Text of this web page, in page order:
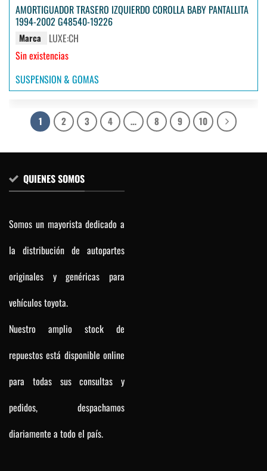
AMORTIGUADOR TRASERO IZQUIERDO COROLLA BABY PANTALLITA
1994-2002 G48540-19226
Marca
LUXE:CH
Sin existencias
SUSPENSION & GOMAS
1 2 3 4 … 8 9 10
QUIENES SOMOS
Somos un mayorista dedicado a
la distribución de autopartes
originales y genéricas para
vehículos toyota.
Nuestro amplio stock de
repuestos está disponible online
para todas sus consultas y
pedidos, despachamos
diariamente a todo el país.